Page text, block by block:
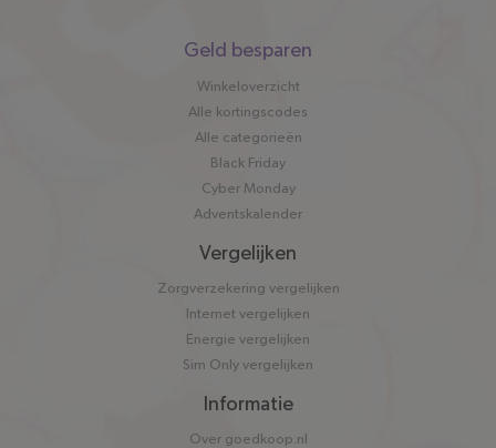
Geld besparen
Winkeloverzicht
Alle kortingscodes
Alle categorieën
Black Friday
Cyber Monday
Adventskalender
Vergelijken
Zorgverzekering vergelijken
Internet vergelijken
Energie vergelijken
Sim Only vergelijken
Informatie
Over goedkoop.nl